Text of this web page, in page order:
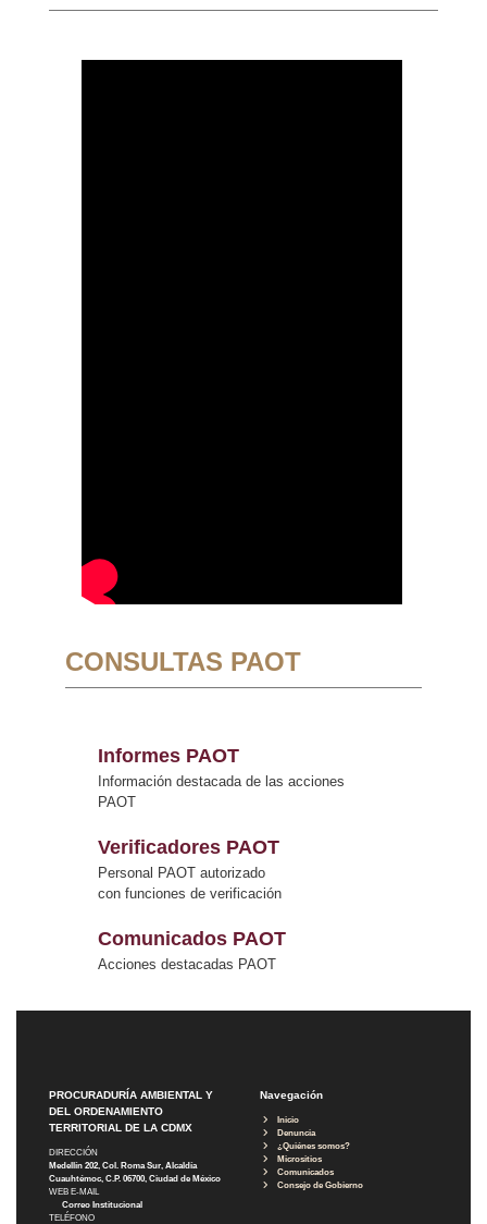
CONSULTAS PAOT
Informes PAOT
Información destacada de las acciones
PAOT
Verificadores PAOT
Personal PAOT autorizado
con funciones de verificación
Comunicados PAOT
Acciones destacadas PAOT
PROCURADURÍA AMBIENTAL Y
DEL ORDENAMIENTO
TERRITORIAL DE LA CDMX
DIRECCIÓN
Medellín 202, Col. Roma Sur, Alcaldía
Cuauhtémoc, C.P. 06700, Ciudad de México
WEB E-MAIL
Correo Institucional
TELÉFONO
Navegación
Inicio
Denuncia
¿Quiénes somos?
Micrositios
Comunicados
Consejo de Gobierno